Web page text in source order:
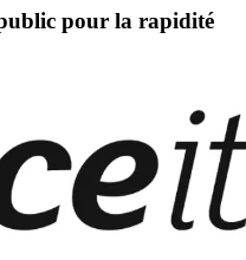
pour la rapidité